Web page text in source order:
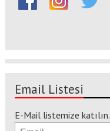
Email Listesi
E-Mail listemize katılın.